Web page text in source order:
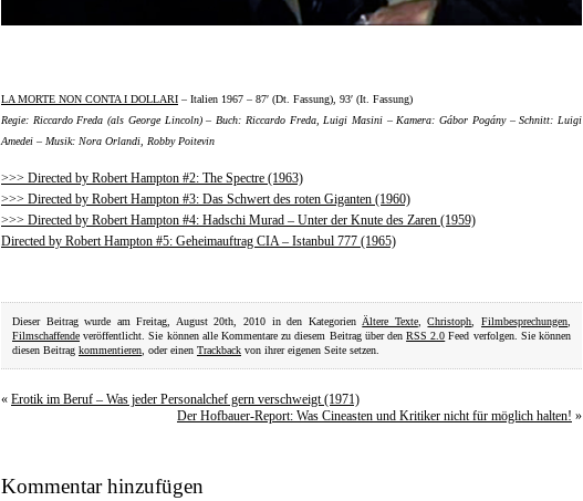
LA MORTE NON CONTA I DOLLARI – Italien 1967 – 87′ (Dt. Fassung), 93′ (It. Fassung)
Regie: Riccardo Freda (als George Lincoln) – Buch: Riccardo Freda, Luigi Masini – Kamera: Gábor Pogány – Schnitt: Luigi
Amedei – Musik: Nora Orlandi, Robby Poitevin
>>> Directed by Robert Hampton #2: The Spectre (1963)
>>> Directed by Robert Hampton #3: Das Schwert des roten Giganten (1960)
>>> Directed by Robert Hampton #4: Hadschi Murad – Unter der Knute des Zaren (1959)
Directed by Robert Hampton #5: Geheimauftrag CIA – Istanbul 777 (1965)
Dieser Beitrag wurde am Freitag, August 20th, 2010 in den Kategorien Ältere Texte,Christoph ,Filmbesprechungen
Filmschaffende veröffentlicht. Sie können alle Kommentare zu diesem Beitrag über denRSS 2.0 Feed verfolgen. Sie können
diesen Beitrag kommentieren , oder einen Trackback von ihrer eigenen Seite setzen.
« Erotik im Beruf – Was jeder Personalchef gern verschweigt (1971)
Der Hofbauer-Report: Was Cineasten und Kritiker nicht für möglich halten! »
Kommentar hinzufügen